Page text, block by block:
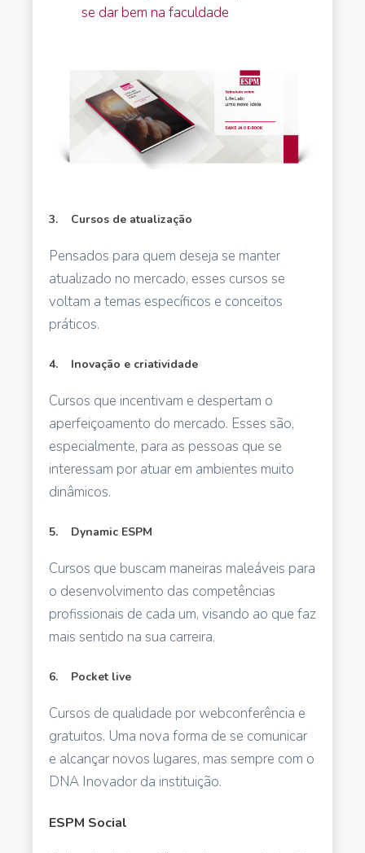
se dar bem na faculdade
3. Cursos de atualização
Pensados para quem deseja se manter
atualizado no mercado, esses cursos se
voltam a temas específicos e conceitos
práticos.
4. Inovação e criatividade
Cursos que incentivam e despertam o
aperfeiçoamento do mercado. Esses são,
especialmente, para as pessoas que se
interessam por atuar em ambientes muito
dinâmicos.
5. Dynamic ESPM
Cursos que buscam maneiras maleáveis para
o desenvolvimento das competências
profissionais de cada um, visando ao que faz
mais sentido na sua carreira.
6. Pocket live
Cursos de qualidade por webconferência e
gratuitos. Uma nova forma de se comunicar
e alcançar novos lugares, mas sempre com o
DNA Inovador da instituição.
ESPM Social